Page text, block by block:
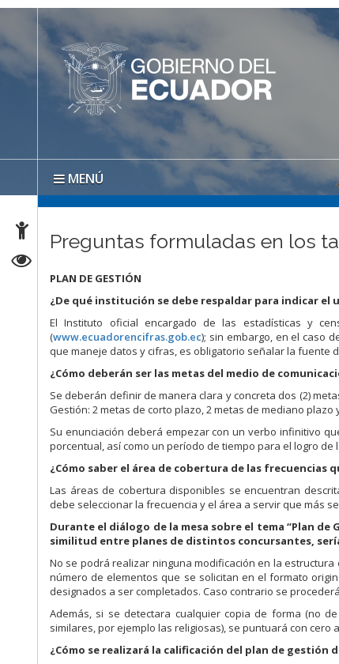
MENÚ
Preguntas formuladas en los
PLAN DE GESTIÓN
¿De qué institución se debe respaldar para indicar el
El Instituto oficial encargado de las estadísticas y
(www.ecuadorencifras.gob.ec); sin embargo, en el caso
que maneje datos y cifras, es obligatorio señalar la fuente
¿Cómo deberán ser las metas del medio de
Se deberán definir de manera clara y concreta dos (2)
Gestión: 2 metas de corto plazo, 2 metas de mediano plazo
Su enunciación deberá empezar con un verbo infinitivo
porcentual, así como un período de tiempo para el logro de
¿Cómo saber el área de cobertura de las frecuencias
Las áreas de cobertura disponibles se encuentran
debe seleccionar la frecuencia y el área a servir que más
Durante el diálogo de la mesa sobre el tema “Plan
similitud entre planes de distintos concursantes,
No se podrá realizar ninguna modificación en la
número de elementos que se solicitan en el formato
designados a ser completados. Caso contrario se
Además, si se detectara cualquier copia de forma (no
similares, por ejemplo las religiosas), se puntuará con cero
¿Cómo se realizará la calificación del plan de gestión